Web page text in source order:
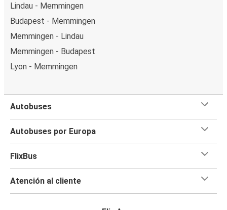
Lindau - Memmingen
Budapest - Memmingen
Memmingen - Lindau
Memmingen - Budapest
Lyon - Memmingen
Autobuses
Autobuses por Europa
FlixBus
Atención al cliente